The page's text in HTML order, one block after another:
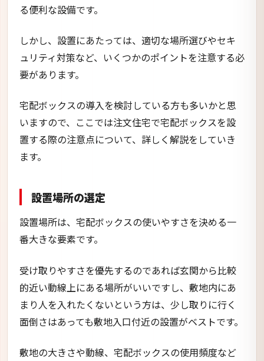
る便利な設備です。
しかし、設置にあたっては、適切な場所選びやセキ
ュリティ対策など、いくつかのポイントを注意する必
要があります。
宅配ボックスの導入を検討している方も多いかと思
いますので、ここでは注文住宅で宅配ボックスを設
置する際の注意点について、詳しく解説をしていき
ます。
設置場所の選定
設置場所は、宅配ボックスの使いやすさを決める一
番大きな要素です。
受け取りやすさを優先するのであれば玄関から比較
的近い動線上にある場所がいいですし、敷地内にあ
まり人を入れたくないという方は、少し取りに行く
面倒さはあっても敷地入口付近の設置がベストです。
敷地の大きさや動線、宅配ボックスの使用頻度など